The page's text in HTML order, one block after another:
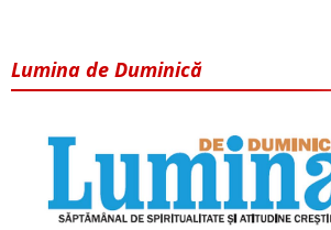
Lumina de Duminică